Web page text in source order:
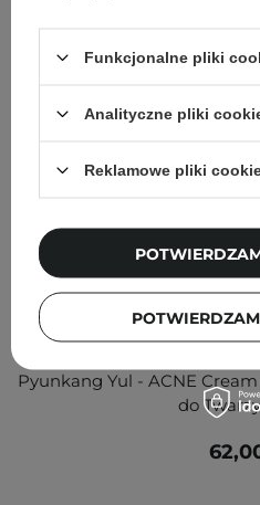
Pyunkang Yul - ACNE
do
Funkcjonalne pliki
Analityczne pliki
Reklamowe pliki